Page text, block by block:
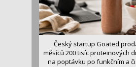
Český startup Goated
měsíců 200 tisíc proteinových
na poptávku po funkčním a